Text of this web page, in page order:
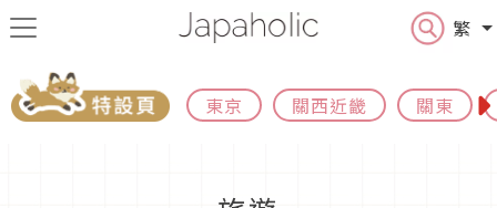
繁
東京 關西近畿 關東